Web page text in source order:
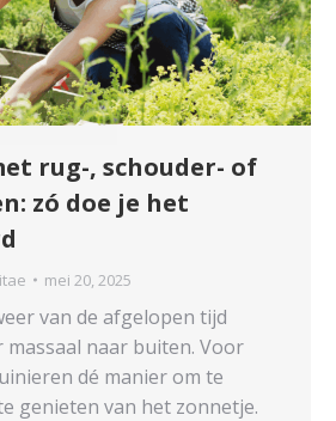
rug-, schouder- of
zó doe je het
mei 20, 2025
van de afgelopen tijd
naar buiten. Voor
dé manier om te
genieten van het zonnetje.